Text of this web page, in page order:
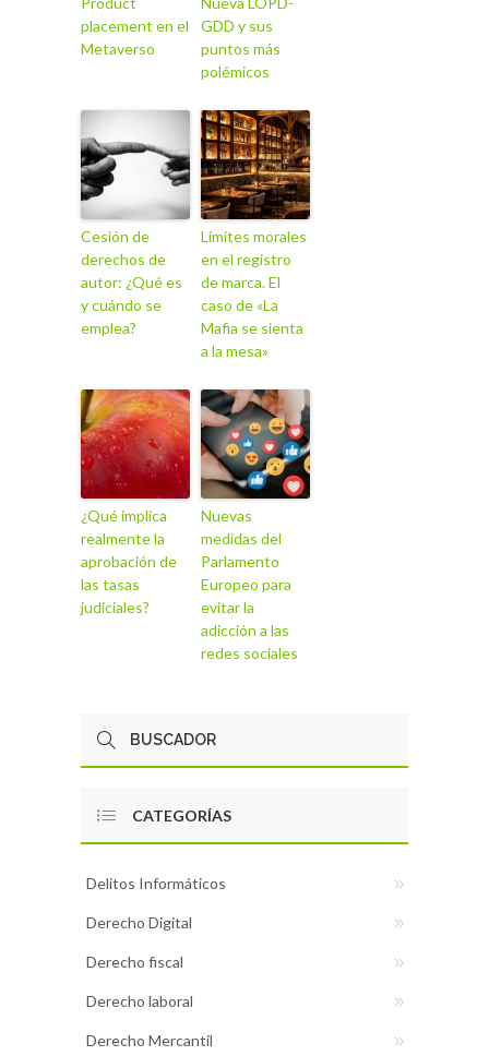
placement en el
Metaverso
GDD y sus
puntos más
polémicos
Cesión de
derechos de
autor: ¿Qué es
y cuándo se
emplea?
Límites morales
en el registro
de marca. El
caso de «La
Mafia se sienta
a la mesa»
¿Qué implica
realmente la
aprobación de
las tasas
judiciales?
Nuevas
medidas del
Parlamento
Europeo para
evitar la
adicción a las
redes sociales
CATEGORÍAS
Delitos Informáticos
Derecho Digital
Derecho fiscal
Derecho laboral
Derecho Mercantil